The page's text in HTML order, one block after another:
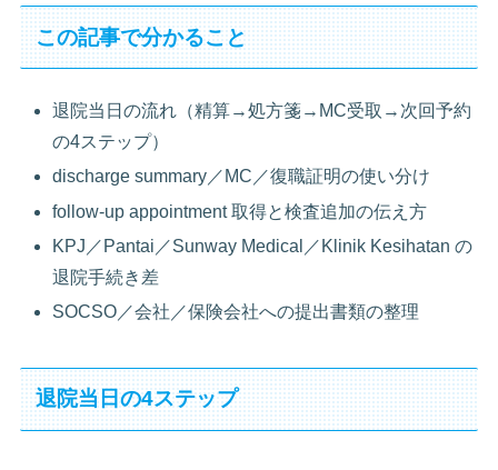
この記事で分かること
退院当日の流れ（精算→処方箋→MC受取→次回予約
の4ステップ）
discharge summary／MC／復職証明の使い分け
follow-up appointment 取得と検査追加の伝え方
KPJ／Pantai／Sunway Medical／Klinik Kesihatan の
退院手続き差
SOCSO／会社／保険会社への提出書類の整理
退院当日の4ステップ